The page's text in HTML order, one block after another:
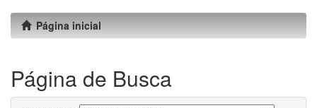
Página inicial
Página de Busca